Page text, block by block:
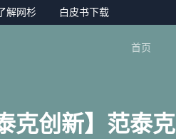
了解网杉 白皮书下载
首页
克创新】范泰克